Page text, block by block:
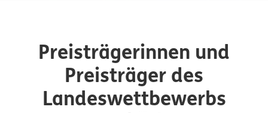
Preisträgerinnen und
Preisträger des
Landeswettbewerbs